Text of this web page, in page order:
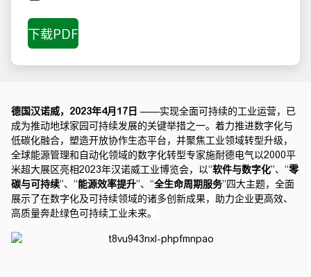
德国汉诺威，2023年4月17日 ——实现全面可持续的工业运营，已
成为推动地球家园可持续发展的关键举措之一。着力推进数字化与
低碳化融合，塑造开放协作生态平台，并聚焦工业领域转型升级，
全球能源管理和自动化领域的数字化转型专家施耐德电气以2000平
米超大展区亮相2023年汉诺威工业博览会，以“软件与数字化”、“零
碳与可持续”、“能源效率提升”、“全生命周期服务”四大主题，全面
展示了在数字化及可持续领域的诸多创新成果，
助力企业更高效、
高质量奔赴绿色可持续工业未来。